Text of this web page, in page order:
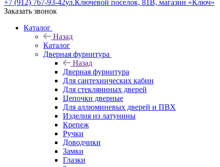
+7 (912) 767-93-42ул.Ключевой поселок, 81В, магазин «Ключ»
Заказать звонок
Каталог
Назад
Каталог
Дверная фурнитура
Назад
Дверная фурнитура
Для сантехнических кабин
Для стекляннных дверей
Цепочки дверные
Для аллюминевых дверей и ПВХ
Изделия из латунины
Крепеж
Ручки
Доводчики
Замки
Глазки